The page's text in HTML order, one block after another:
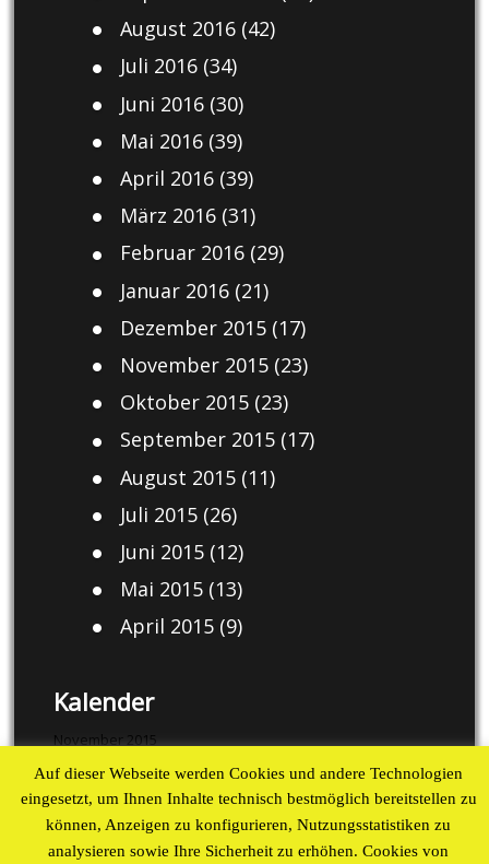
August 2016(42)
Juli 2016(34)
Juni 2016(30)
Mai 2016(39)
April 2016(39)
März 2016(31)
Februar 2016(29)
Januar 2016(21)
Dezember 2015(17)
November 2015(23)
Oktober 2015(23)
September 2015(17)
August 2015(11)
Juli 2015(26)
Juni 2015(12)
Mai 2015(13)
April 2015(9)
Kalender
November 2015
2
4 5 6
Auf dieser Webseite werden Cookies und andere Technologien
eingesetzt, um Ihnen Inhalte technisch bestmöglich bereitstellen zu
können, Anzeigen zu konfigurieren, Nutzungsstatistiken zu
analysieren sowie Ihre Sicherheit zu erhöhen. Cookies von